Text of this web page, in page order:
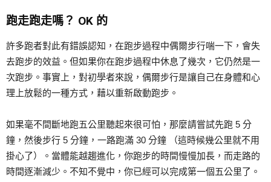
跑走跑走嗎？ OK 的
許多跑者對此有錯誤認知，在跑步過程中偶爾步行喘一下，會失
去跑步的效益。但如果你在跑步過程中休息了幾次，它仍然是一
次跑步。事實上，對初學者來說，偶爾步行是讓自己在身體和心
理上放鬆的一種方式，藉以重新啟動跑步。
如果毫不間斷地跑五公里聽起來很可怕，那麼請嘗試先跑 5 分
鐘，然後步行 5 分鐘，一路跑滿 30 分鐘 （這時候幾公里就不用
掛心了）。當體能越趨進化，你跑步的時間慢慢加長，而走路的
時間逐漸減少。不知不覺中，你已經可以完成第一個五公里了。